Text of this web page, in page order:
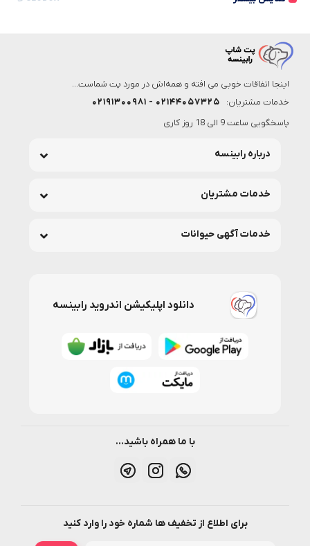
کک‌ها و کنه‌ها به عنوان انگل‌های خارجی می‌توانند به پوست سگ‌ها بچسبند و
از خون آن‌ها تغذیه کنند. این انگل‌ها نه تنها باعث خارش، التهاب و عفونت
بیماری‌ها و حفظ سلامت کلی سگ کمک می‌کند.
مشکلات ناشی از کک و کنه برای سگ
خارش شدید
است. این خارش می‌تواند باعث بروز زخم‌ها و
التهاب‌های پوستی شود.
کنه‌ها به عنوان ناقل بیماری‌های خطرناک عمل
می‌کنند و می‌توانند مشکلات جدی برای سگ‌ها ایجاد کنند.
برای مقابله با کک‌ها و کنه‌ها، محصولات مختلفی در بازار موجود است که
معرفی می‌کنیم:
اینجا اتفاقات خوبی می افته و همه‌اش در مورد پت شماست...
خدمات مشتریان:
۰۲۱۴۴۰۵۷۳۲۵ - ۰۲۱۹۱۳۰۰۹۸۱
پاسخگویی ساعت 9 الی 18 روز کاری
درباره رابینسه
خدمات مشتریان
خدمات آگهی حیوانات
دانلود اپلیکیشن اندروید رابینسه
با ما همراه باشید...
برای اطلاع از تخفیف ها شماره خود را وارد کنید